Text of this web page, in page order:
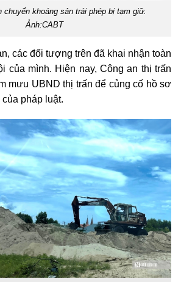
chuyển khoáng sản trái phép bị tạm giữ.
Ảnh:CABT
các đối tượng trên đã khai nhận toàn
của mình. Hiện nay, Công an thị trấn
mưu UBND thị trấn để củng cố hồ sơ
pháp luật.